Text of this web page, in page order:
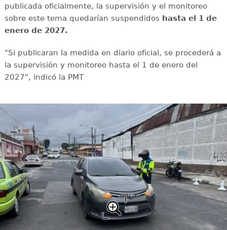
publicada oficialmente, la supervisión y el monitoreo
sobre este tema quedarían suspendidos hasta el 1 de
enero de 2027.
"Si publicaran la medida en diario oficial, se procederá a
la supervisión y monitoreo hasta el 1 de enero del
2027", indicó la PMT